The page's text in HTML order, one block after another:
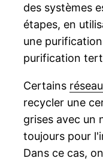
des systèmes
étapes, en
une
purification
Certains
recycler une
grises avec un
toujours pour
Dans ce cas,